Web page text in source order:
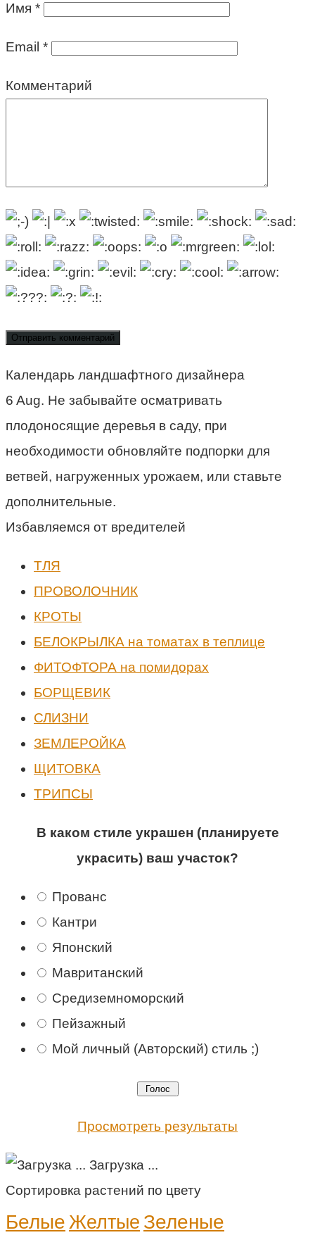
Имя *
Email *
Комментарий
Календарь ландшафтного дизайнера
6 Aug. Не забывайте осматривать
плодоносящие деревья в саду, при
необходимости обновляйте подпорки для
ветвей, нагруженных урожаем, или ставьте
дополнительные.
Избавляемся от вредителей
ТЛЯ
ПРОВОЛОЧНИК
КРОТЫ
БЕЛОКРЫЛКА на томатах в теплице
ФИТОФТОРА на помидорах
БОРЩЕВИК
СЛИЗНИ
ЗЕМЛЕРОЙКА
ЩИТОВКА
ТРИПСЫ
В каком стиле украшен (планируете
украсить) ваш участок?
Прованс
Кантри
Японский
Мавританский
Средиземноморский
Пейзажный
Мой личный (Авторский) стиль ;)
Просмотреть результаты
Загрузка ...
Сортировка растений по цвету
Белые Желтые Зеленые